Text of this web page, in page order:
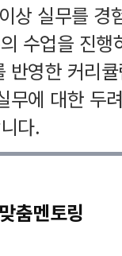
상 실무를 경
수업을 진
반영한 커리
무에 대한 두
다.
춤멘토링